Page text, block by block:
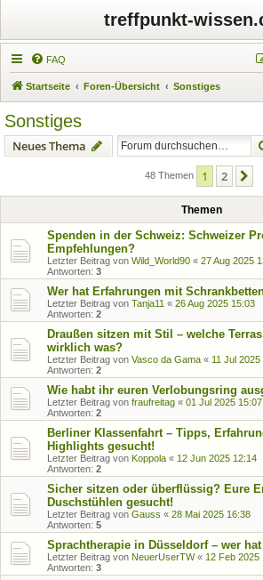
treffpunkt-
FAQ
Startseite Foren-Übersicht Sonstiges
Sonstiges
Neues Thema
48 Themen 1 2
Themen
Spenden in der Schweiz: Schweizer
Empfehlungen?
Letzter Beitrag von Wild_World90 « 27 Aug 2025
Antworten: 3
Wer hat Erfahrungen mit
Letzter Beitrag von Tanja11 « 26 Aug 2025 15:03
Antworten: 2
Draußen sitzen mit Stil – welche
wirklich was?
Letzter Beitrag von Vasco da Gama « 11 Jul 2025
Antworten: 2
Wie habt ihr euren Verlobungsring
Letzter Beitrag von fraufreitag « 01 Jul 2025 15:07
Antworten: 2
Berliner Klassenfahrt – Tipps,
Highlights gesucht!
Letzter Beitrag von Koppola « 12 Jun 2025 12:14
Antworten: 2
Sicher sitzen oder überflüssig? Eure
Duschstühlen gesucht!
Letzter Beitrag von Gauss « 28 Mai 2025 16:38
Antworten: 5
Sprachtherapie in Düsseldorf – wer
Letzter Beitrag von NeuerUserTW« 12 Feb 2025
Antworten: 3